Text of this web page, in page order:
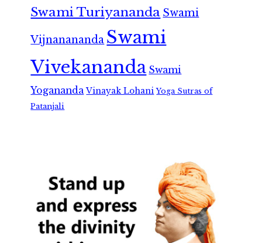
Swami Turiyananda Swami
Vijnanananda Swami
Vivekananda Swami
Yogananda Vinayak Lohani Yoga Sutras of
Patanjali